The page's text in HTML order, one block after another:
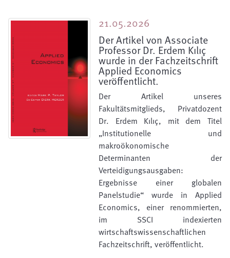
21.05.2026
Der Artikel von Associate
Professor Dr. Erdem Kılıç
wurde in der Fachzeitschrift
Applied Economics
veröffentlicht.
Der Artikel unseres
Fakultätsmitglieds, Privatdozent
Dr. Erdem Kılıç, mit dem Titel
„Institutionelle und
makroökonomische
Determinanten der
Verteidigungsausgaben:
Ergebnisse einer globalen
Panelstudie“ wurde in Applied
Economics, einer renommierten,
im SSCI indexierten
wirtschaftswissenschaftlichen
Fachzeitschrift, veröffentlicht.